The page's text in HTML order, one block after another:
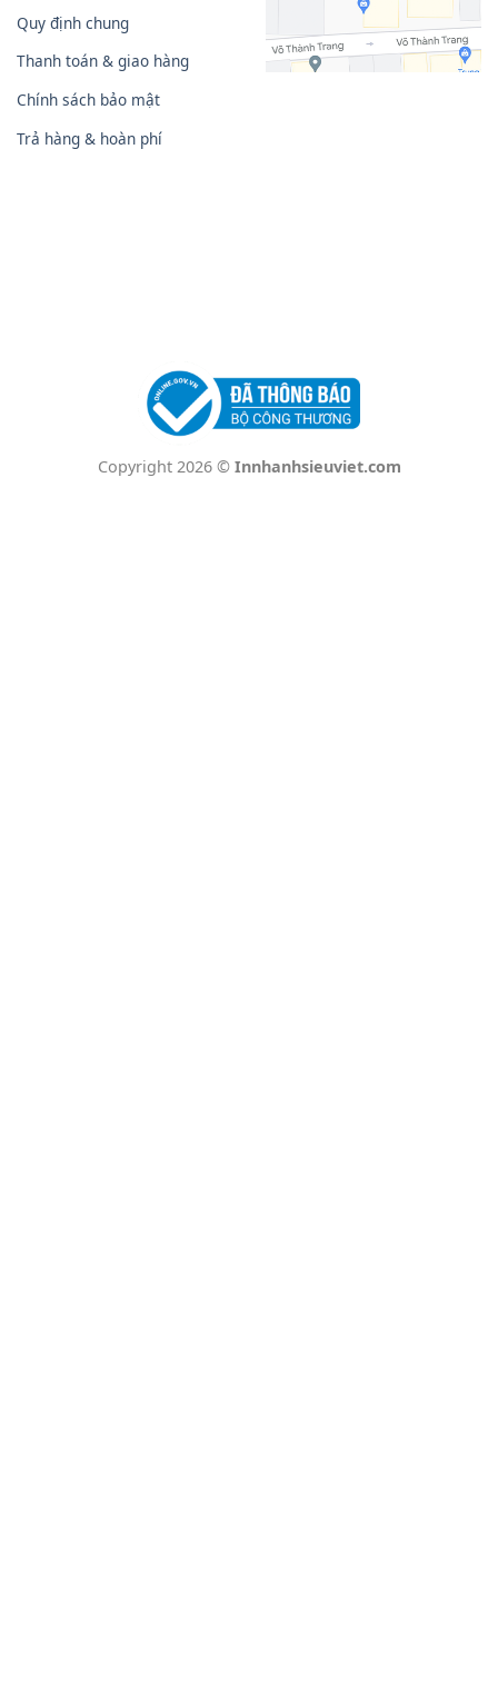
Quy định chung
Thanh toán & giao hàng
Chính sách bảo mật
Trả hàng & hoàn phí
Copyright 2026 © Innhanhsieuviet.com